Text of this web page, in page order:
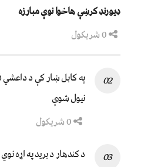
ډیورنډ کرښې هاخوا نوې مبارزه
په کابل ښار کې د داعشي
نيول شوې
د کندهار د برید په اړه